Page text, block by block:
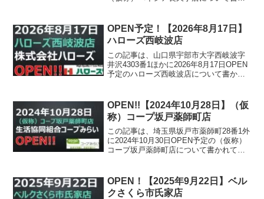
OPEN予定！【2026年8月17日】
ハローズ西岐波店
この記事は、山口県宇部市大字西岐波字
井沢4303番1ほかに2026年8月17日OPEN
予定のハローズ西岐波店について書かれ
OPEN!!【2024年10月28日】（仮
称）コープ坂戸薬師町店
この記事は、埼玉県坂戸市薬師町28番1外
に2024年10月30日OPEN予定の（仮称）
コープ坂戸薬師町店について書かれてい
OPEN！【2025年9月22日】ベル
クさくら市氏家店